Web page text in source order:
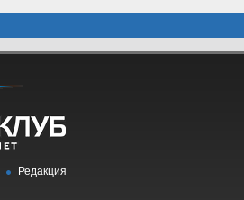
Редакция